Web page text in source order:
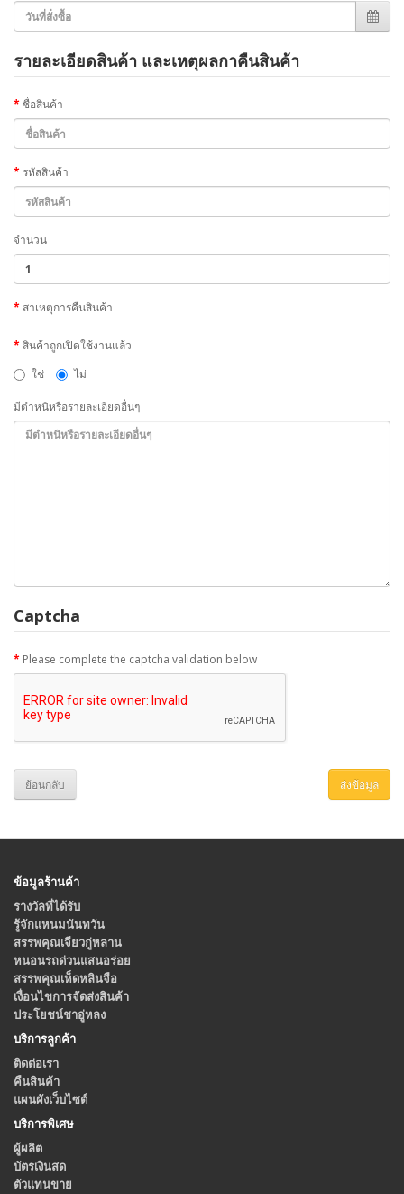
รายละเอียดสินค้า และเหตุผลกาคืนสินค้า
ชื่อสินค้า
รหัสสินค้า
จำนวน
สาเหตุการคืนสินค้า
สินค้าถูกเปิดใช้งานแล้ว
ใช่
ไม่
มีตำหนิหรือรายละเอียดอื่นๆ
Captcha
Please complete the captcha validation below
ย้อนกลับ
ข้อมูลร้านค้า
รางวัลที่ได้รับ
รู้จักแหนมนันทวัน
สรรพคุณเจียวกู่หลาน
หนอนรถด่วนแสนอร่อย
สรรพคุณเห็ดหลินจือ
เงื่อนไขการจัดส่งสินค้า
ประโยชน์ชาอู่หลง
บริการลูกค้า
ติดต่อเรา
คืนสินค้า
แผนผังเว็บไซต์
บริการพิเศษ
ผู้ผลิต
บัตรเงินสด
ตัวแทนขาย